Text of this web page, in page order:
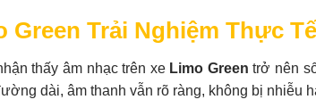
Green Trải Nghiệm Thực
thấy âm nhạc trên xe Limo Green trở nên
dài, âm thanh vẫn rõ ràng, không bị nhiễu